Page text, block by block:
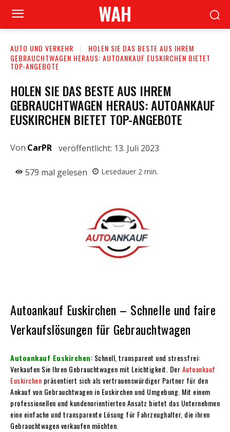
WAH
AUTO UND VERKEHR
HOLEN SIE DAS BESTE AUS IHREM
GEBRAUCHTWAGEN HERAUS: AUTOANKAUF EUSKIRCHEN BIETET
TOP-ANGEBOTE
HOLEN SIE DAS BESTE AUS IHREM
GEBRAUCHTWAGEN HERAUS: AUTOANKAUF
EUSKIRCHEN BIETET TOP-ANGEBOTE
Von CarPR veröffentlicht: 13. Juli 2023
579 mal gelesen Lesedauer 2 min.
Autoankauf Euskirchen – Schnelle und faire
Verkaufslösungen für Gebrauchtwagen
Autoankauf Euskirchen: Schnell, transparent und stressfrei:
Verkaufen Sie Ihren Gebrauchtwagen mit Leichtigkeit. DerAutoankauf
Euskirchen präsentiert sich als vertrauenswürdiger Partner für den
Ankauf von Gebrauchtwagen in Euskirchen und Umgebung. Mit einem
professionellen und kundenorientierten Ansatz bietet das Unternehmen
eine einfache und transparente Lösung für Fahrzeughalter, die ihren
Gebrauchtwagen verkaufen möchten.